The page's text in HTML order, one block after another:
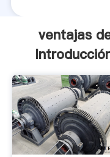
ventajas